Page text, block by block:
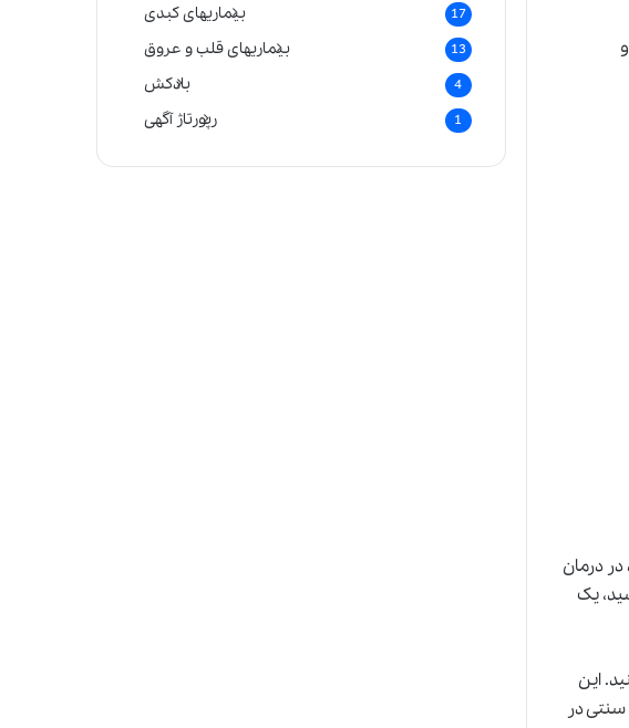
درمان
یک
این
در
بیماریهای کبدی 17
بیماریهای قلب و عروق 13
بادکش 4
رپورتاژ آگهی 1